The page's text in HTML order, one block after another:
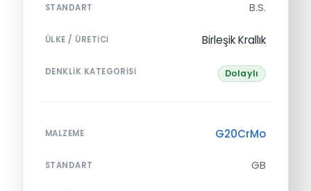
STANDART B.S.
ÜLKE / ÜRETICI Birleşik Krallık
DENKLIK KATEGORISI Dolaylı
MALZEME G20CrMo
STANDART GB